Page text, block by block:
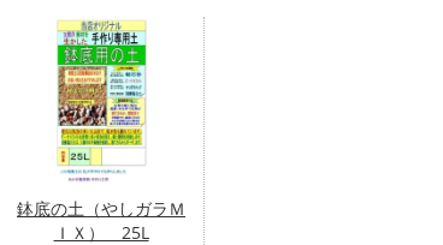
鉢底の土（やしガラＭ
ＩＸ） 25L